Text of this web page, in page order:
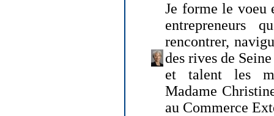
Je forme le voeu
entrepreneurs
rencontrer,
des rives de
et talent les
Madame
au Commerce